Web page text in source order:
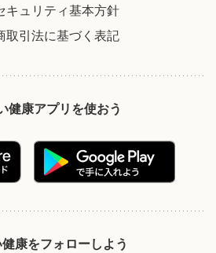
キュリティ基本方針
取引法に基づく表記
健康アプリを使おう
康をフォローしよう